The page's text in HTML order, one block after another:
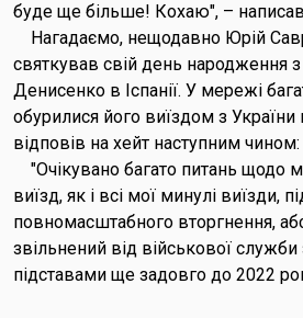
буде ще більше! Кохаю", – написав
Нагадаємо, нещодавно Юрій
святкував свій день народження
Денисенко в Іспанії. У мережі
обурилися його виїздом з України
відповів на хейт наступним чином:
"Очікувано багато питань щодо
виїзд, як і всі мої минулі виїзди,
повномасштабного вторгнення,
звільнений від військової
підставами ще задовго до 2022